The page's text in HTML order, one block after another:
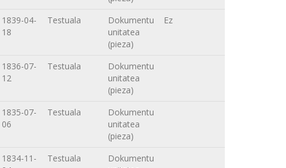
1839-04-
18
Testuala
Dokumentu
unitatea
(pieza)
Ez
1836-07-
12
Testuala
Dokumentu
unitatea
(pieza)
1835-07-
06
Testuala
Dokumentu
unitatea
(pieza)
1834-11-
Testuala
Dokumentu